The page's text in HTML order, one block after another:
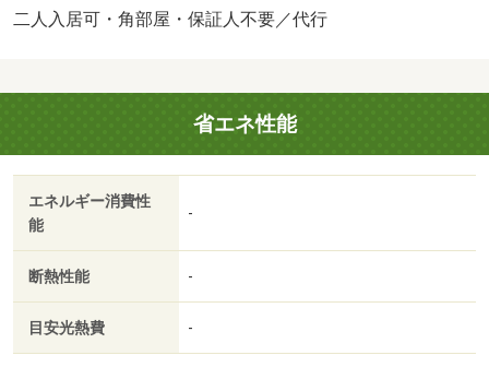
用の交渉は、賃貸住宅センターまで！！・駐輪場：有・仲
二人入居可・角部屋・保証人不要／代行
省エネ性能
エネルギー消費性
能
-
断熱性能 -
目安光熱費 -